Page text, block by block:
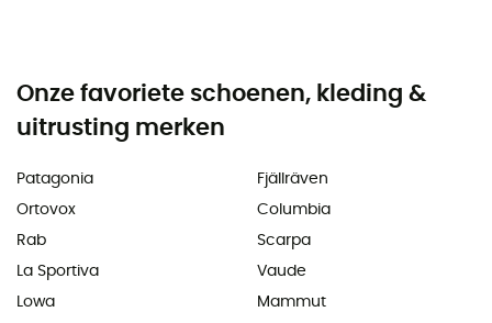
Onze favoriete schoenen, kleding &
uitrusting merken
Patagonia
Ortovox
Rab
La Sportiva
Lowa
Fjällräven
Columbia
Scarpa
Vaude
Mammut